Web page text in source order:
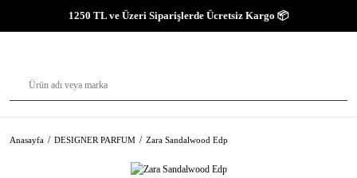
1250 TL ve Üzeri Siparişlerde Ücretsiz Kargo 📦
Anasayfa DESIGNER PARFUM Zara Sandalwood Edp